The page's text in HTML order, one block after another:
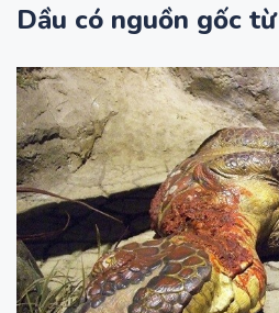
Dầu có nguồn gốc